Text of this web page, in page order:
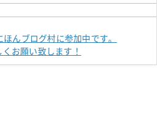
んブログ村に参加中です。
お願い致します！